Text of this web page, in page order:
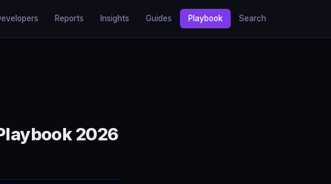
Reports Insights Guides Playbook Search
2026